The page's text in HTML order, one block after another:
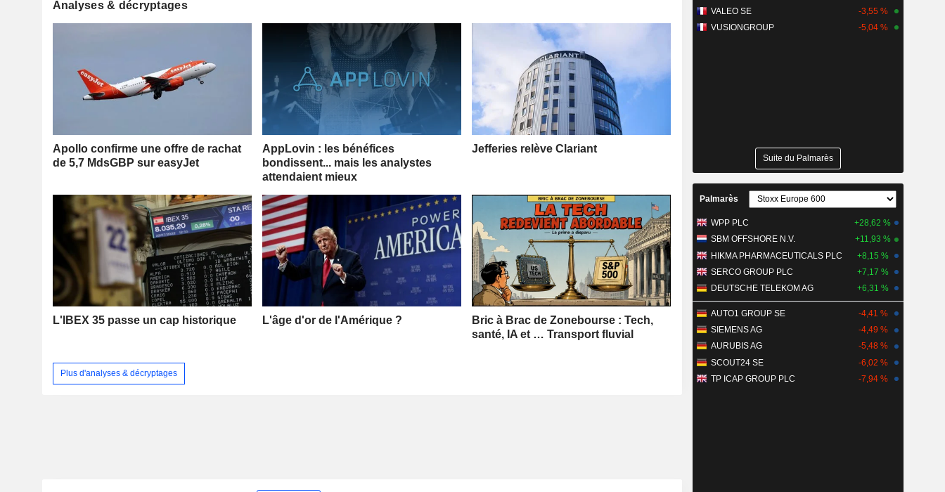
Analyses & décryptages
Apollo confirme une offre de rachat
de 5,7 MdsGBP sur easyJet
AppLovin : les bénéfices
bondissent... mais les analystes
attendaient mieux
Jefferies relève Clariant
L'IBEX 35 passe un cap historique L'âge d'or de l'Amérique ?
Bric à Brac de Zonebourse : Tech,
santé, IA et … Transport fluvial
Plus d'analyses & décryptages
VALEO SE
-3,55 %
VUSIONGROUP
-5,04 %
Suite du Palmarès
Palmarès
WPP PLC
+28,62 %
SBM OFFSHORE N.V.
+11,93 %
HIKMA PHARMACEUTICALS PLC
+8,15 %
SERCO GROUP PLC
+7,17 %
DEUTSCHE TELEKOM AG
+6,31 %
AUTO1 GROUP SE
-4,41 %
SIEMENS AG
-4,49 %
AURUBIS AG
-5,48 %
SCOUT24 SE
-6,02 %
TP ICAP GROUP PLC
-7,94 %